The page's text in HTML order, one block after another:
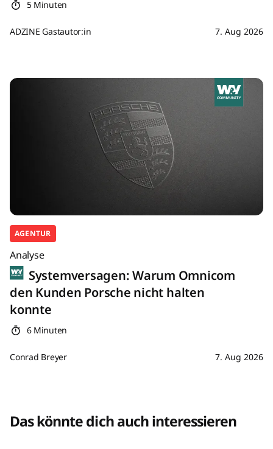
5 Minuten
ADZINE Gastautor:in 7. Aug 2026
AGENTUR
Analyse
Systemversagen: Warum Omnicom
den Kunden Porsche nicht halten
konnte
6 Minuten
Conrad Breyer 7. Aug 2026
Das könnte dich auch interessieren